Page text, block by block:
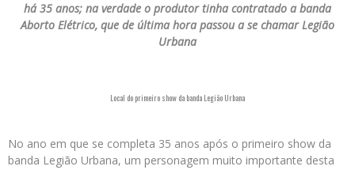
há 35 anos; na verdade o produtor tinha contratado a banda
Aborto Elétrico, que de última hora passou a se chamar Legião
Urbana
Local do primeiro show da banda Legião Urbana
No ano em que se completa 35 anos após o primeiro show da
banda Legião Urbana, um personagem muito importante desta